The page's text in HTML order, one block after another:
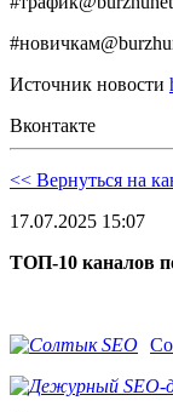
Источник новости
Вконтакте
<< Вернуться на
17.07.2025 15:07
ТОП-10 каналов